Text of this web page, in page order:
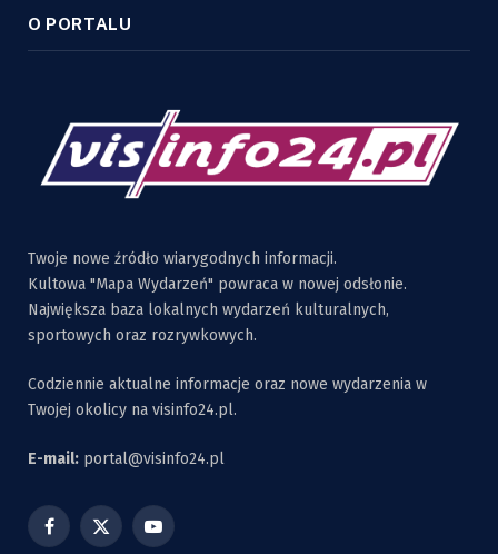
O PORTALU
Twoje nowe źródło wiarygodnych informacji.
Kultowa "Mapa Wydarzeń" powraca w nowej odsłonie.
Największa baza lokalnych wydarzeń kulturalnych,
sportowych oraz rozrywkowych.
Codziennie aktualne informacje oraz nowe wydarzenia w
Twojej okolicy na visinfo24.pl.
E-mail: portal@visinfo24.pl
Facebook
X
YouTube